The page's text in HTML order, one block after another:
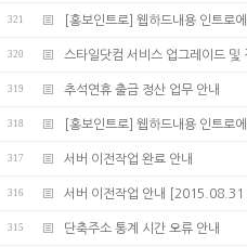
321 [홍보인트로] 웹하드내용 인트로
320 스타일닷컴 서비스 업그레이드 및
319 추석연휴 출금 정산 업무 안내
318 [홍보인트로] 웹하드내용 인트로
317 서버 이전작업 완료 안내
316 서버 이전작업 안내
315 단축주소 통계 시간 오류 안내